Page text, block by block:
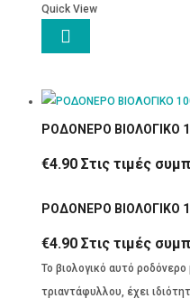
Quick View

ΡΟΔΟΝΕΡΟ ΒΙΟΛΟΓΙΚΟ
€4.90 Στις τιμές
ΡΟΔΟΝΕΡΟ ΒΙΟΛΟΓΙΚΟ
€4.90 Στις τιμές
Το βιολογικό αυτό
τριαντάφυλλου, έχει